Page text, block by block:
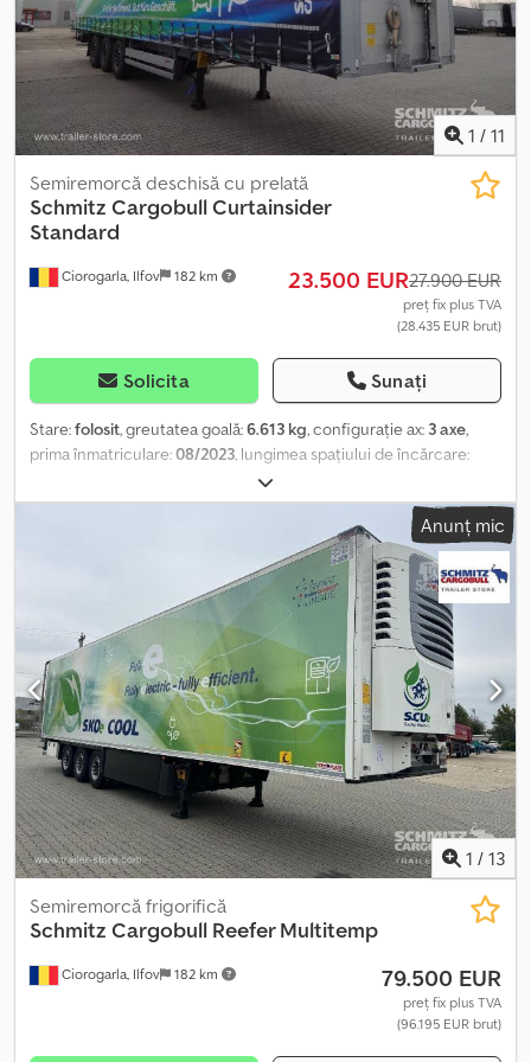
disponibile pe site-ul nostru. Aveți nevoie de finanțare? Oferim
soluții individuale de finanțare, contracte de service complet și
servicii telematice. Suntem bucuroși să vă oferim consultanță
personalizată. Cjdpoyt Tpqsfx Al Nerf
1 / 11
Ciorogarla, Ilfov 182 km
Semiremorcă deschisă cu prelată
Schmitz CargobullCurtainsider
Standard
23.500 EUR27.900 EUR
preț fix plus TVA
(28.435 EUR brut)
Solicita Sunați
Stare:folosit, greutatea goală:6.613 kg, configurație ax: 3 axe,
prima înmatriculare:08/2023 , lungimea spațiului de încărcare:
, lățimea spațiului de încărcare:
spațiu de încărcare:2.700 mm, volumul spațiului de încărcare:91
385/65 R22 ,
altul, An de fabricație:2023,
, Greutate proprie: 6613 kg, Asigurare marfă cu
certificat, Dimensiuni spațiu de încărcare (L l h): 13.620 mm x 2.480
mm x 2.700 mm. Dimensiune anvelope: 385/65 R22, Certificat DIN
EN 12642 (cod XL), Volum spațiu de încărcare: 91 m³, Axa 1: , Axa 2: ,
Axa 3: , Suspensie pneumatică, Protecție antiîmpănare spate, Axa
liftantă, Sistem electronic de frânare EBS, Prize 1x15 și 2x7 pini,
Sistem antispray. Găsiți o prezentare generală a tuturor
vehiculelor disponibile pe site-ul nostru. Aveți nevoie de
finanțare? Oferim soluții de finanțare personalizate, contracte de
service complet și servicii telematice. Suntem bucuroși să vă
oferim consultanță personalizată. Cedpfxou Imz As Al Nsrf
Anunț mic
1 / 13
Ciorogarla, Ilfov 182 km
Semiremorcă frigorifică
Schmitz Cargobull Reefer Multitemp
79.500 EUR
preț fix plus TVA
(96.195 EUR brut)